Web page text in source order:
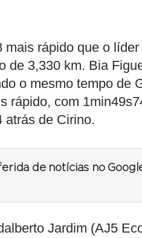
rápido que o
de 3,330 km. Bia
o mesmo tempo de
rápido, com
atrás de Cirino.
de notícias no
Jardim (AJ5